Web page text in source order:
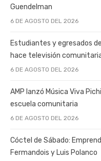
Guendelman
6 DE AGOSTO DEL 2026
Estudiantes y egresados
hace televisión
6 DE AGOSTO DEL 2026
AMP lanzó Música Viva
escuela comunitaria
6 DE AGOSTO DEL 2026
Cóctel de Sábado:
Fermandois y Luis Polanco